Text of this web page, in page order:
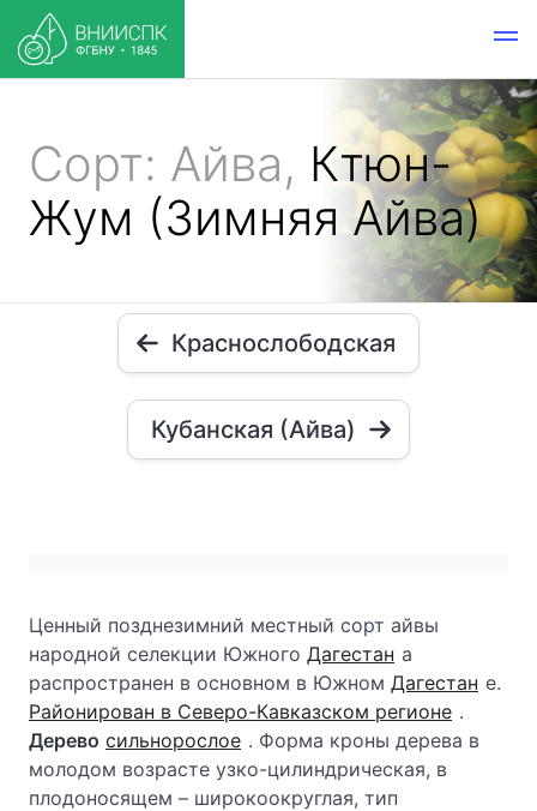
Сорт: Айва, Ктюн-
Жум (Зимняя Айва)
Краснослободская
Кубанская (Айва)
Ценный позднезимний местный сорт айвы
народной селекции Южного Дагестан а
распространен в основном в Южном Дагестан е.
Районирован в Северо-Кавказском регионе .
Дерево сильнорослое . Форма кроны дерева в
молодом возрасте узко-цилиндрическая, в
плодоносящем – широкоокруглая, тип